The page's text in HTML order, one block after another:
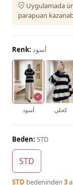
Uygulamada
parapuan
Renk: أسود
أسود كحلي
Beden: STD
STD
STD bedeninden 3